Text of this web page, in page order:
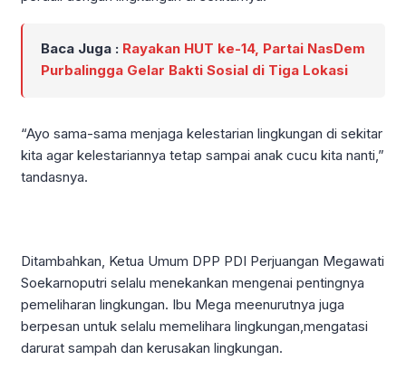
Baca Juga : Rayakan HUT ke-14, Partai NasDem
Purbalingga Gelar Bakti Sosial di Tiga Lokasi
“Ayo sama-sama menjaga kelestarian lingkungan di sekitar
kita agar kelestariannya tetap sampai anak cucu kita nanti,”
tandasnya.
Ditambahkan, Ketua Umum DPP PDI Perjuangan Megawati
Soekarnoputri selalu menekankan mengenai pentingnya
pemeliharan lingkungan. Ibu Mega meenurutnya juga
berpesan untuk selalu memelihara lingkungan,mengatasi
darurat sampah dan kerusakan lingkungan.